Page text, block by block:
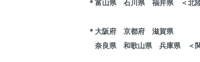
＊富山県 石川県 福井県 ＜北
＊大阪府 京都府 滋賀県
奈良県 和歌山県 兵庫県 ＜関